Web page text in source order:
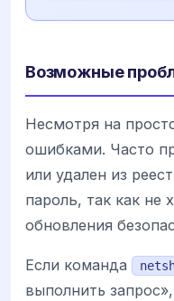
Возможные
Несмотря на
ошибками. Часто
или удален из
пароль, так как не
обновления
Если команда
выполнить